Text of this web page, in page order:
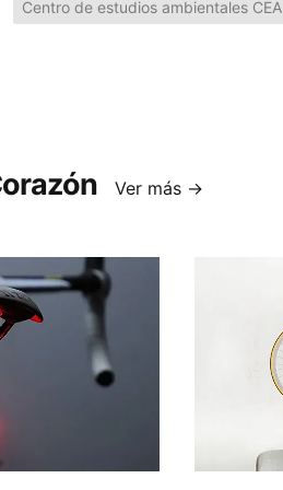
Centro de estudios ambientales CEA
Ver más →